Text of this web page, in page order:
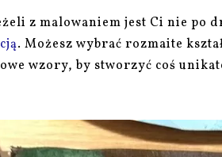
z malowaniem jest Ci nie po
. Możesz wybrać rozmaite
wzory, by stworzyć coś